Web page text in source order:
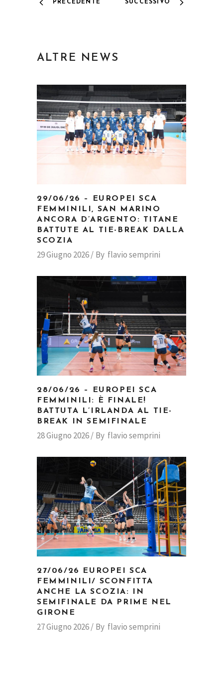
PRECEDENTE SUCCESSIVO
ALTRE NEWS
29/06/26 – EUROPEI SCA
FEMMINILI, SAN MARINO
ANCORA D’ARGENTO: TITANE
BATTUTE AL TIE-BREAK DALLA
SCOZIA
29 Giugno 2026 By flavio semprini
28/06/26 – EUROPEI SCA
FEMMINILI: È FINALE!
BATTUTA L’IRLANDA AL TIE-
BREAK IN SEMIFINALE
28 Giugno 2026 By flavio semprini
27/06/26 EUROPEI SCA
FEMMINILI/ SCONFITTA
ANCHE LA SCOZIA: IN
SEMIFINALE DA PRIME NEL
GIRONE
27 Giugno 2026 By flavio semprini